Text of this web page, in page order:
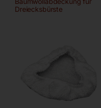
Dreiecksbürste